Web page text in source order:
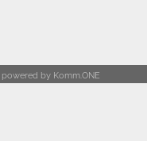
powered by Komm.ONE